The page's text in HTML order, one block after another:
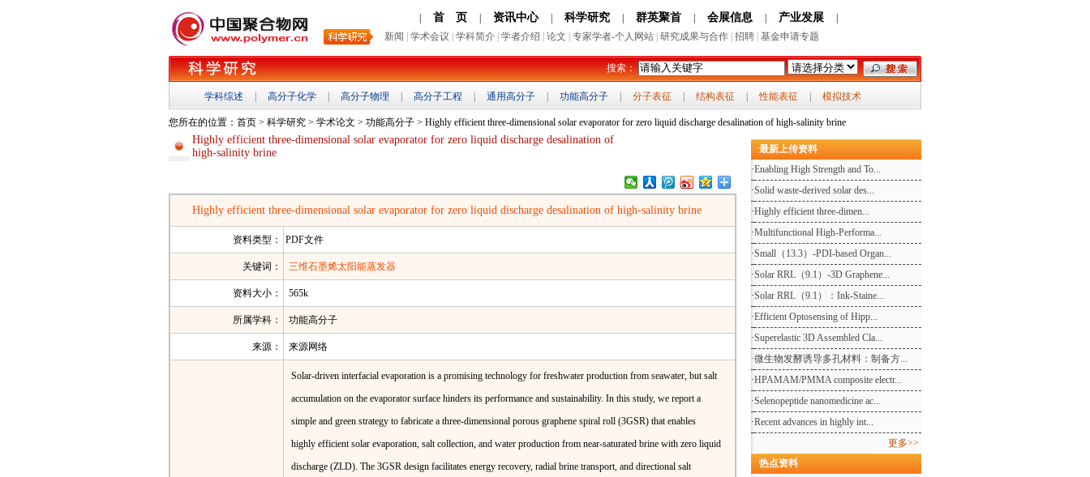
首 页 资讯中心| 科学研究 群英聚首 会展信息 产业发展
新闻
学术会议 学科简介 学者介绍 论文 专家学者-个人网站 研究成果与合作 招聘 基金申请专题
搜索：
学科综述 高分子化学 高分子物理 高分子工程 通用高分子 功能高分子 分子表征 结构表征 性能表征 模拟技术
您所在的位置： 首页 > 科学研究 > 学术论文 > 功能高分子 > Highly efficient three‐dimensional solar evaporator for zero liquid discharge desalination of high‐salinity brine
Highly efficient three‐dimensional solar evaporator for zero liquid discharge desalination of
high‐salinity brine
Highly efficient three‐dimensional solar evaporator for zero liquid discharge desalination of high‐salinity brine
资料类型： PDF文件
关键词： 三维石墨烯太阳能蒸发器
资料大小： 565k
所属学科： 功能高分子
来源： 来源网络
Solar‐driven interfacial evaporation is a promising technology for freshwater production from seawater, but salt
accumulation on the evaporator surface hinders its performance and sustainability. In this study, we report a
simple and green strategy to fabricate a three‐dimensional porous graphene spiral roll (3GSR) that enables
highly efficient solar evaporation, salt collection, and water production from near‐saturated brine with zero liquid
discharge (ZLD). The 3GSR design facilitates energy recovery, radial brine transport, and directional salt
最新上传资料
·Enabling High Strength and To...
·Solid waste-derived solar des...
·Highly efficient three‐dimen...
·Multifunctional High-Performa...
·Small（13.3）-PDI-based Organ...
·Solar RRL（9.1）-3D Graphene...
·Solar RRL（9.1）：Ink-Staine...
·Efficient Optosensing of Hipp...
·Superelastic 3D Assembled Cla...
·微生物发酵诱导多孔材料：制备方...
·HPAMAM/PMMA composite electr...
·Selenopeptide nanomedicine ac...
·Recent advances in highly int...
更多>>
热点资料